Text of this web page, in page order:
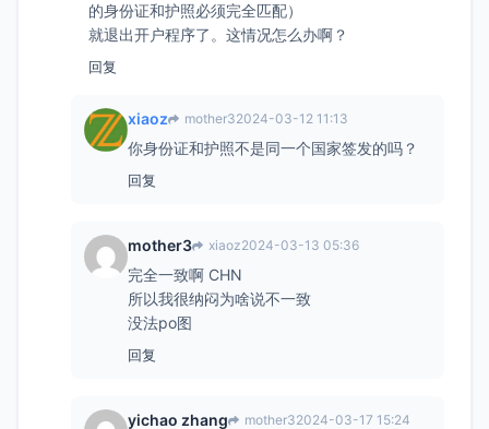
的身份证和护照必须完全匹配）
就退出开户程序了。这情况怎么办啊？
回复
xiaoz mother32024-03-12 11:13
你身份证和护照不是同一个国家签发的吗？
回复
mother3 xiaoz2024-03-13 05:36
完全一致啊 CHN
所以我很纳闷为啥说不一致
没法po图
回复
yichao zhang mother32024-03-17 15:24